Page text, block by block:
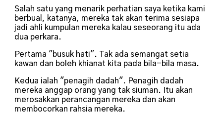
Salah satu yang menarik perhatian saya ketika kami
berbual, katanya, mereka tak akan terima sesiapa
jadi ahli kumpulan mereka kalau seseorang itu ada
dua perkara.
Pertama "busuk hati". Tak ada semangat setia
kawan dan boleh khianat kita pada bila-bila masa.
Kedua ialah "penagih dadah". Penagih dadah
mereka anggap orang yang tak siuman. Itu akan
merosakkan perancangan mereka dan akan
membocorkan rahsia mereka.